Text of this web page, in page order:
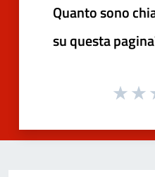
Quanto sono
su questa